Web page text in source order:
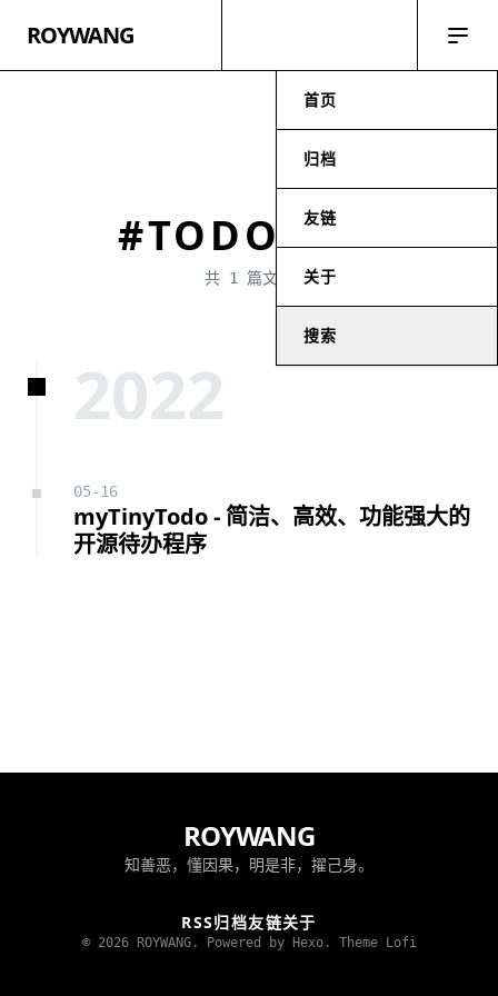
ROYWANG
首页
归档
友链
关于
搜索
#TODOLIST
共 1 篇文章
2022
05-16
myTinyTodo - 简洁、高效、功能强大的
开源待办程序
ROYWANG
知善恶，懂因果，明是非，擢己身。
RSS归档友链关于
© 2026 ROYWANG. Powered by Hexo. Theme Lofi